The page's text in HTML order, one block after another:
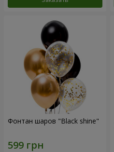
Фонтан шаров "Black shine"